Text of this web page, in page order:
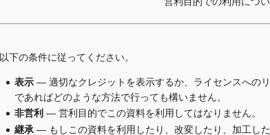
以下の条件に従ってください。
表示 — 適切なクレジットを表示するか、ライセンスへの
であればどのような方法で行っても構いません。
非営利 — 営利目的でこの資料を利用してはなりません。
継承 — もしこの資料を利用したり、改変したり、加工し